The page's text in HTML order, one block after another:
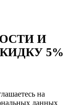
И
5%
на
данных